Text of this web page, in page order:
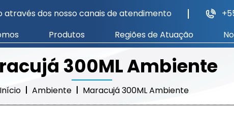
dos nosso canais de atendimento
Produtos Regiões de Atuação
300ML Ambiente
Início Ambiente Maracujá 300ML Ambiente